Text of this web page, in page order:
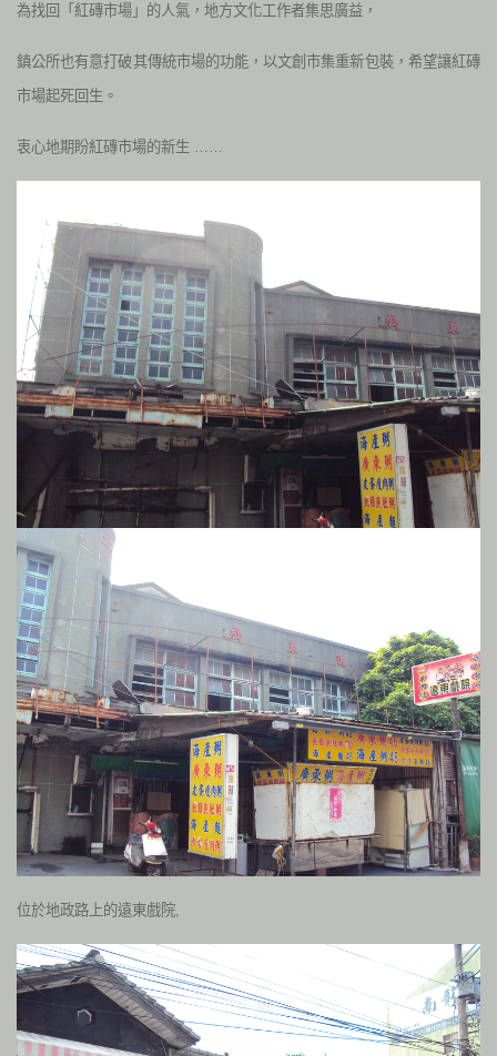
為找回「紅磚市場」的人氣，地方文化工作者集思廣益，
鎮公所也有意打破其傳統市場的功能，以文創市集重新包裝，希望讓紅磚
市場起死回生。
衷心地期盼紅磚市場的新生 ……
位於地政路上的遠東戲院,